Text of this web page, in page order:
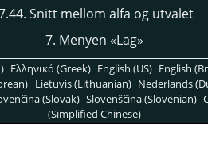
Snitt mellom alfa og utvalet
7. Menyen «Lag»
Ελληνικά (Greek) English (US) English
Lietuvis (Lithuanian) Nederlands
(Slovak) Slovenščina (Slovenian)
(Simplified Chinese)